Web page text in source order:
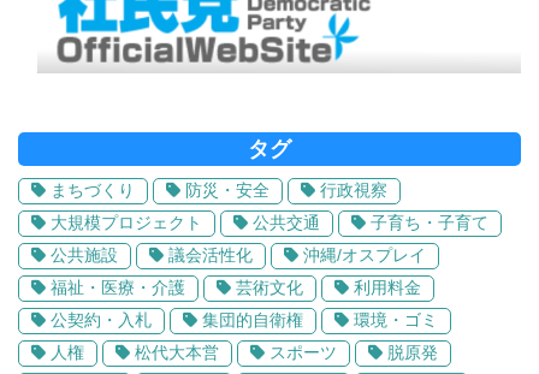
タグ
まちづくり 防災・安全
行政視察
大規模プロジェクト
公共交通
子育ち・子育て
公共施設
議会活性化
沖縄/オスプレイ
福祉・医療・介護
芸術文化
利用料金
公契約・入札
集団的自衛権
環境・ゴミ
人権
松代大本営 スポーツ
脱原発